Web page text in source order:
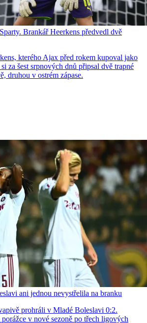
Brankář Heerkens předvedl dvě
kterého Ajax před rokem kupoval jako
za šest srpnových dnů připsal dvě trapné
druhou v ostrém zápase.
ani jednou nevystřelila na branku
prohráli v Mladé Boleslavi 0:2.
v nové sezoně po třech ligových